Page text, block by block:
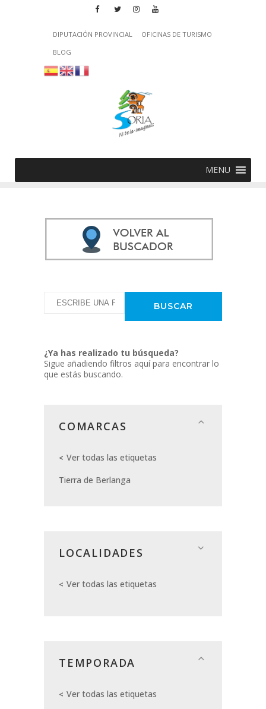
DIPUTACIÓN PROVINCIAL
OFICINAS DE TURISMO
BLOG
MENU
¿Ya has realizado tu búsqueda?
Sigue añadiendo filtros aquí para encontrar lo
que estás buscando.
COMARCAS
Ver todas las etiquetas
Tierra de Berlanga
LOCALIDADES
Ver todas las etiquetas
TEMPORADA
Ver todas las etiquetas